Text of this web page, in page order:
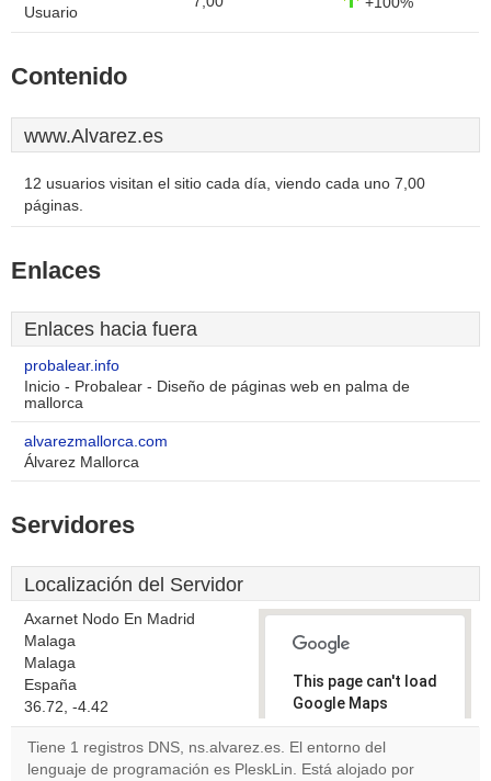
Usuario
Contenido
www.Alvarez.es
12 usuarios visitan el sitio cada día, viendo cada uno 7,00
páginas.
Enlaces
Enlaces hacia fuera
probalear.info
Inicio - Probalear - Diseño de páginas web en palma de
mallorca
alvarezmallorca.com
Álvarez Mallorca
Servidores
Localización del Servidor
Axarnet Nodo En Madrid
Malaga
Malaga
España
36.72, -4.42
This page can't load
Google Maps
correctly.
Do you
Tiene 1 registros DNS, ns.alvarez.es. El entorno del
lenguaje de programación es PleskLin. Está alojado por